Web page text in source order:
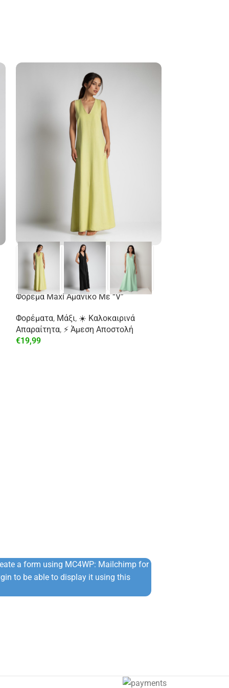
Φόρεμα Maxi Αμάνικο Με “V”
Φορέματα, Μάξι, ☀️ Καλοκαιρινά
Απαραίτητα, ⚡ Άμεση Αποστολή
€19,99
a form using MC4WP: Mailchimp for
to be able to display it using this